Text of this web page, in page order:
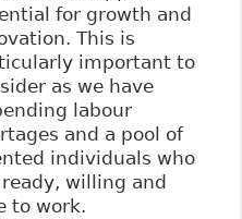
for growth and
This is
important to
as we have
labour
and a pool of
individuals who
willing and
to work.